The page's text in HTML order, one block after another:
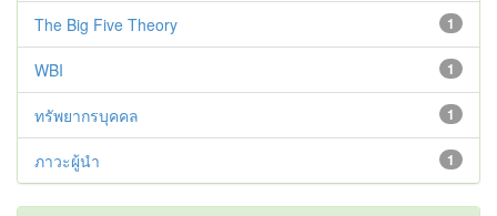
1
The Big Five Theory
1
WBI
1
ทรัพยากรบุคคล
1
ภาวะผู้นำ